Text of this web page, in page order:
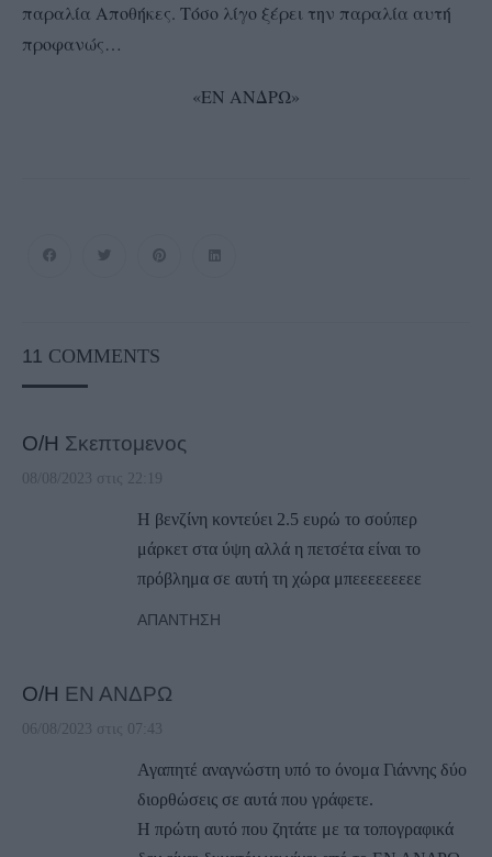
παραλία Αποθήκες. Τόσο λίγο ξέρει την παραλία αυτή
προφανώς…
«ΕΝ ΑΝΔΡΩ»
11 COMMENTS
Ο/Η Σκεπτομενος
08/08/2023 στις 22:19
Η βενζίνη κοντεύει 2.5 ευρώ το σούπερ
μάρκετ στα ύψη αλλά η πετσέτα είναι το
πρόβλημα σε αυτή τη χώρα μπεεεεεεεεε
ΑΠΆΝΤΗΣΗ
Ο/Η ΕΝ ΑΝΔΡΩ
06/08/2023 στις 07:43
Αγαπητέ αναγνώστη υπό το όνομα Γιάννης δύο
διορθώσεις σε αυτά που γράφετε.
Η πρώτη αυτό που ζητάτε με τα τοπογραφικά